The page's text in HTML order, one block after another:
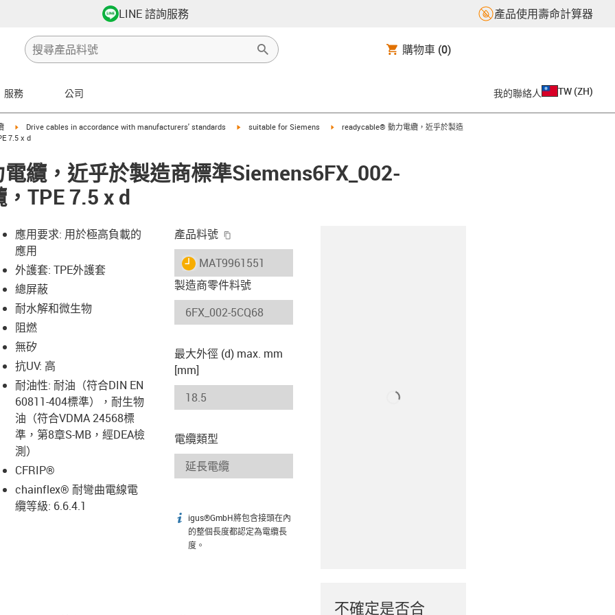
LINE 諮詢服務 產品使用壽命計算器
購物車 (0)
服務 公司 我的聯絡人 TW (ZH)
rightigus-icon-arrow-right
Drive cables in accordance with manufacturers' standards igus-icon-arrow-right
suitable for Siemens igus-icon-arrow-right
readycable® 動力電纜，近乎於製造
7.5 x d
纜，近乎於製造商標準Siemens6FX_002-
TPE 7.5 x d
icon-lupe
icon-lupe
應用要求: 用於極高負載的
應用
外護套: TPE外護套
總屏蔽
耐水解和微生物
阻燃
無矽
抗UV: 高
耐油性: 耐油（符合DIN EN
60811-404標準），耐生物
油（符合VDMA 24568標
準，第8章S-MB，經DEA檢
測）
CFRIP®
chainflex® 耐彎曲電線電
纜等級: 6.6.4.1
產品料號
igus-icon-lieferzeit
MAT9961551
製造商零件料號
最大外徑 (d) max. mm
[mm]
電纜類型
igus-icon-info
igus®GmbH將包含接頭在內
的整個長度都認定為電纜長
度。
不確定是否合